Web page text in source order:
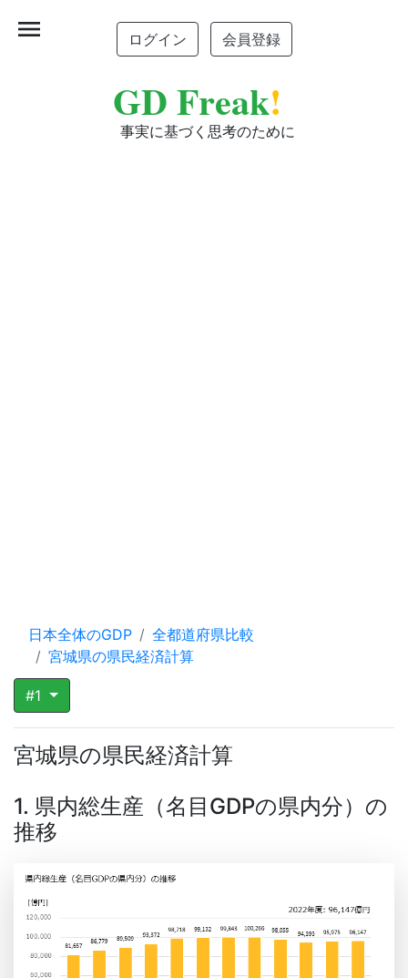
ログイン 会員登録
GD Freak!
事実に基づく思考のために
menu
日本全体のGDP
全都道府県比較
宮城県の県民経済計算
#1
宮城県の県民経済計算
1. 県内総生産（名目GDPの県内分）の
推移